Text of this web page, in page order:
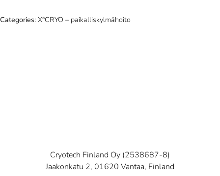
Categories: X°CRYO – paikalliskylmähoito
Cryotech Finland Oy (2538687-8)
Jaakonkatu 2, 01620 Vantaa, Finland